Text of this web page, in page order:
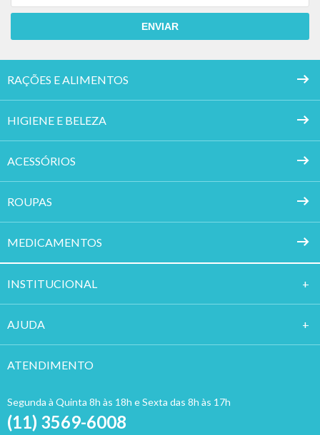
ENVIAR
RAÇÕES E ALIMENTOS
HIGIENE E BELEZA
ACESSÓRIOS
ROUPAS
MEDICAMENTOS
INSTITUCIONAL
AJUDA
ATENDIMENTO
Segunda à Quinta 8h às 18h e Sexta das 8h às 17h
(11) 3569-6008